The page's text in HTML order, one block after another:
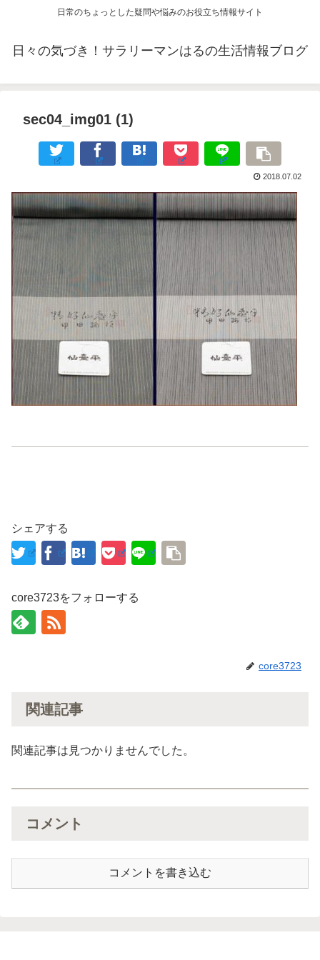
日常のちょっとした疑問や悩みのお役立ち情報サイト
日々の気づき！サラリーマンはるの生活情報ブログ
sec04_img01 (1)
2018.07.02
シェアする
core3723をフォローする
core3723
関連記事
関連記事は見つかりませんでした。
コメント
コメントを書き込む